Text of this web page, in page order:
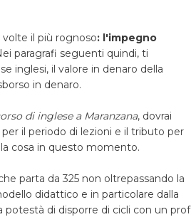
il più rognoso: l'impegno
paragrafi seguenti quindi, ti
inglesi, il valore in denaro della
in denaro.
di inglese a Maranzana, dovrai
il periodo di lezioni e il tributo per
cosa in questo momento.
parta da 325 non oltrepassando la
didattico e in particolare dalla
di disporre di cicli con un prof